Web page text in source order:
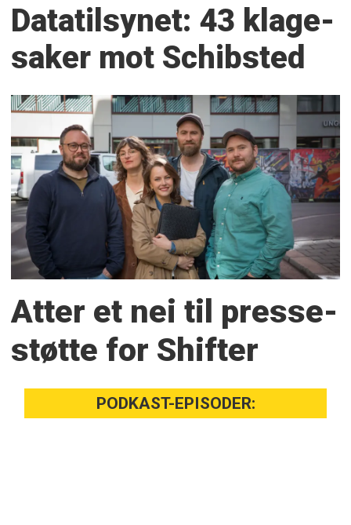
Datatilsynet: 43 klage­
saker mot Schibsted
Atter et nei til presse­
støtte for Shifter
PODKAST-EPISODER: